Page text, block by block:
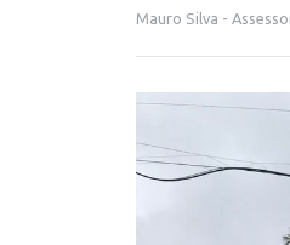
Mauro Silva -